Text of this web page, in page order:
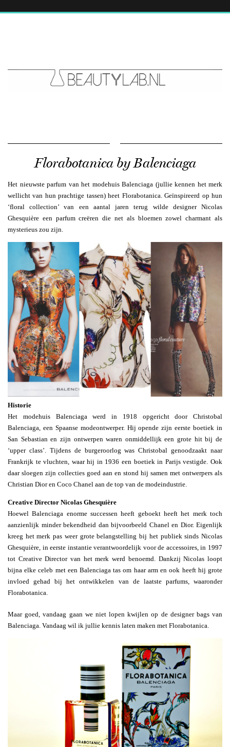
Florabotanica by Balenciaga
Het nieuwste parfum van het modehuis Balenciaga (jullie kennen het merk
wellicht van hun prachtige tassen) heet Florabotanica. Geïnspireerd op hun
‘floral collection’ van een aantal jaren terug wilde designer Nicolas
Ghesquière een parfum creëren die net als bloemen zowel charmant als
mysterieus zou zijn.
Historie
Het modehuis Balenciaga werd in 1918 opgericht door Christobal
Balenciaga, een Spaanse modeontwerper. Hij opende zijn eerste boetiek in
San Sebastian en zijn ontwerpen waren onmiddellijk een grote hit bij de
‘upper class’. Tijdens de burgeroorlog was Christobal genoodzaakt naar
Frankrijk te vluchten, waar hij in 1936 een boetiek in Parijs vestigde. Ook
daar sloegen zijn collecties goed aan en stond hij samen met ontwerpers als
Christian Dior en Coco Chanel aan de top van de modeindustrie.
Creative Director Nicolas Ghesquière
Hoewel Balenciaga enorme successen heeft geboekt heeft het merk toch
aanzienlijk minder bekendheid dan bijvoorbeeld Chanel en Dior. Eigenlijk
kreeg het merk pas weer grote belangstelling bij het publiek sinds Nicolas
Ghesquière, in eerste instantie verantwoordelijk voor de accessoires, in 1997
tot Creative Director van het merk werd benoemd. Dankzij Nicolas loopt
bijna elke celeb met een Balenciaga tas om haar arm en ook heeft hij grote
invloed gehad bij het ontwikkelen van de laatste parfums, waaronder
Florabotanica.
Maar goed, vandaag gaan we niet lopen kwijlen op de designer bags van
Balenciaga. Vandaag wil ik jullie kennis laten maken met Florabotanica.